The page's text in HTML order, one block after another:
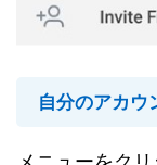
自分のアカウ